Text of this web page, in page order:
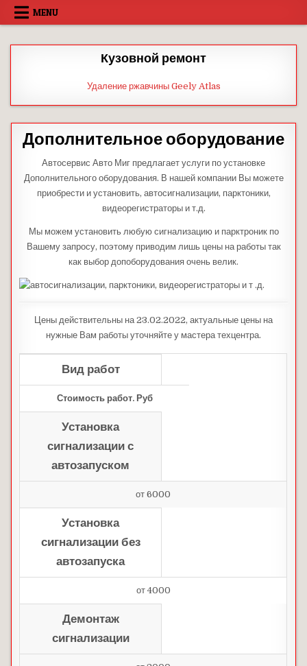
Skip
MENU
Кузовной ремонт
Удаление ржавчины Geely Atlas
Дополнительное оборудование
Автосервис Авто Миг предлагает услуги по установке
Дополнительного оборудования. В нашей компании Вы можете
приобрести и установить, автосигнализации, парктоники,
видеорегистраторы и т.д.
Мы можем установить любую сигнализацию и парктроник по
Вашему запросу, поэтому приводим лишь цены на работы так
как выбор допоборудования очень велик.
Цены действительны на 23.02.2022, актуальные цены на
нужные Вам работы уточняйте у мастера техцентра.
Вид работ
Стоимость работ. Руб
Установка
сигнализации с
автозапуском
от 6000
Установка
сигнализации без
автозапуска
от 4000
Демонтаж
сигнализации